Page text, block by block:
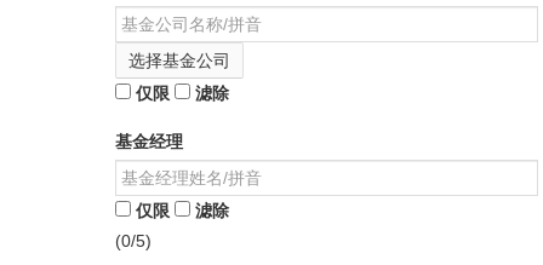
选择基金公司
仅限
滤除
基金经理
仅限
滤除
(0/5)